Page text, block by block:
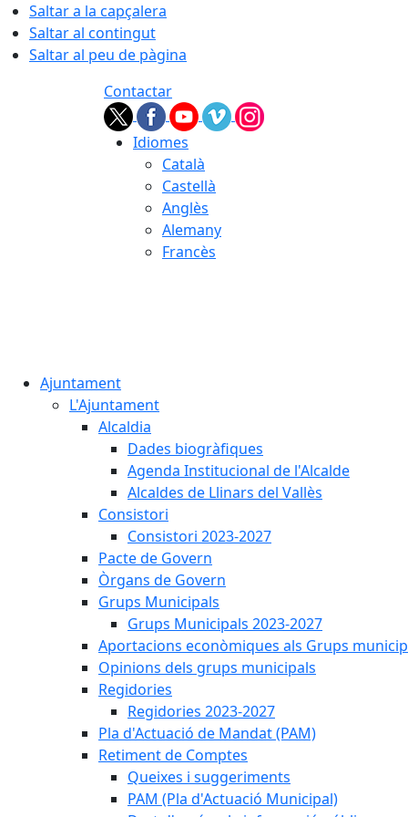
Saltar a la capçalera
Saltar al contingut
Saltar al peu de pàgina
Contactar
Idiomes
Català
Castellà
Anglès
Alemany
Francès
Ajuntament
L'Ajuntament
Alcaldia
Dades biogràfiques
Agenda Institucional de l'Alcalde
Alcaldes de Llinars del Vallès
Consistori
Consistori 2023-2027
Pacte de Govern
Òrgans de Govern
Grups Municipals
Grups Municipals 2023-2027
Aportacions econòmiques als Grups
Opinions dels grups municipals
Regidories
Regidories 2023-2027
Pla d'Actuació de Mandat (PAM)
Retiment de Comptes
Queixes i suggeriments
PAM (Pla d'Actuació Municipal)